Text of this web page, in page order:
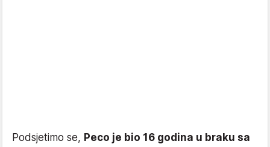
Podsjetimo se, Peco je bio 16 godina u braku sa